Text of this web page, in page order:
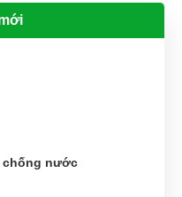
chống nước